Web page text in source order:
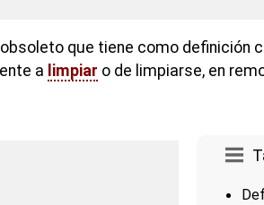
que tiene como definición
a limpiar o de limpiarse, en